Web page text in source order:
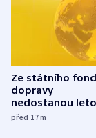
Ze státního
dopravy
nedostanou
kraje na silnice
před 17m